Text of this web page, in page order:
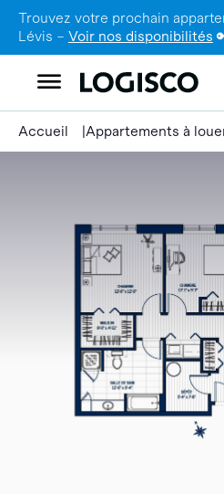
Trouvez votre prochain
Lévis – Voir nos disponibilités
Accueil Appartements à